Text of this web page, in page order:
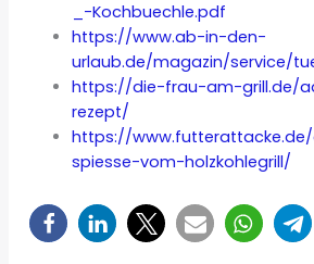
_-Kochbuechle.pdf
https://www.ab-in-den-
urlaub.de/magazin/service/
https://die-frau-am-grill.de/
rezept/
https://
spiesse-vom-holzkohlegrill/